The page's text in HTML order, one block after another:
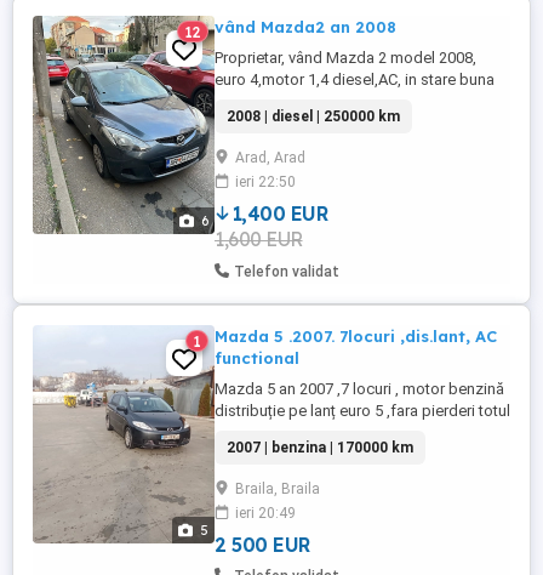
6
12 vând Mazda2 an 2008
Proprietar, vând Mazda 2 model 2008,
euro 4,motor 1,4 diesel,AC, in stare buna
zi,ofer fiscal, ITP valabil până în 2026sept ,
2 chei, geamuri și oglinzi electrice,radio
cd,anvelope all season, baterie nouă,
exterior ok, interior impecabil, mașina se
vinde cu ...
2008 | diesel | 250000 km
Arad, Arad
ieri 22:50
1,400 EUR
1,600 EUR
Telefon validat
5
1
Mazda 5 .2007. 7locuri ,dis.lant, AC
functional
Mazda 5 an 2007 ,7 locuri , motor benzină
distribuție pe lanț euro 5 ,fara pierderi totul
2007 | benzina | 170000 km
Braila, Braila
ieri 20:49
2 500 EUR